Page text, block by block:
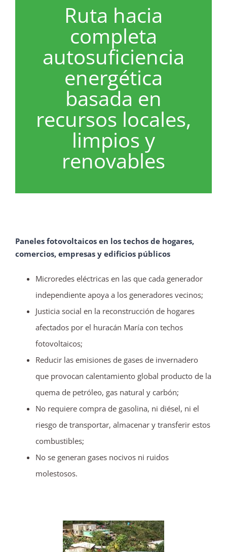
Ruta hacia
completa
autosuficiencia
energética
basada en
recursos locales,
limpios y
renovables
Paneles fotovoltaicos en los techos de hogares,
comercios, empresas y edificios públicos
Microredes eléctricas en las que cada generador
independiente apoya a los generadores vecinos;
Justicia social en la reconstrucción de hogares
afectados por el huracán María con techos
fotovoltaicos;
Reducir las emisiones de gases de invernadero
que provocan calentamiento global producto de la
quema de petróleo, gas natural y carbón;
No requiere compra de gasolina, ni diésel, ni el
riesgo de transportar, almacenar y transferir estos
combustibles;
No se generan gases nocivos ni ruidos
molestosos.